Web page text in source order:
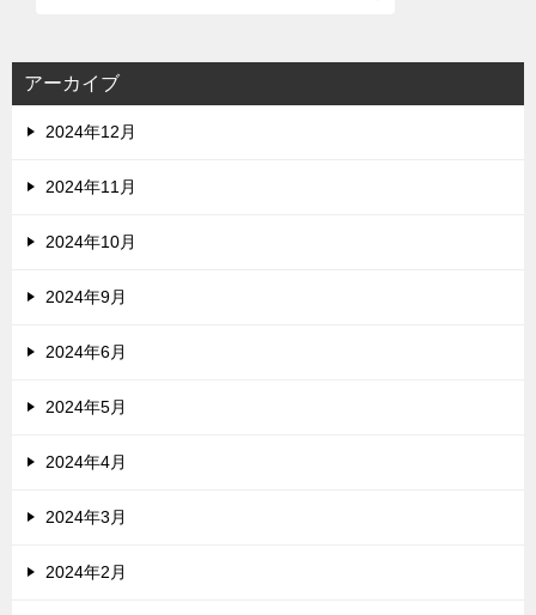
アーカイブ
2024年12月
2024年11月
2024年10月
2024年9月
2024年6月
2024年5月
2024年4月
2024年3月
2024年2月